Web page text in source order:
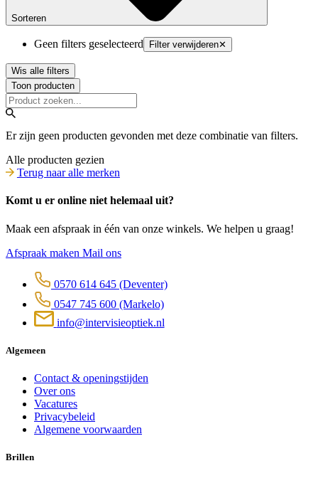
Sorteren
Geen filters geselecteerd Filter verwijderen✕
Wis alle filters
Toon producten
Er zijn geen producten gevonden met deze combinatie van filters.
Alle producten gezien
Terug naar alle merken
Komt u er online niet helemaal uit?
Maak een afspraak in één van onze winkels. We helpen u graag!
Afspraak maken Mail ons
0570 614 645 (Deventer)
0547 745 600 (Markelo)
info@intervisieoptiek.nl
Algemeen
Contact & openingstijden
Over ons
Vacatures
Privacybeleid
Algemene voorwaarden
Brillen